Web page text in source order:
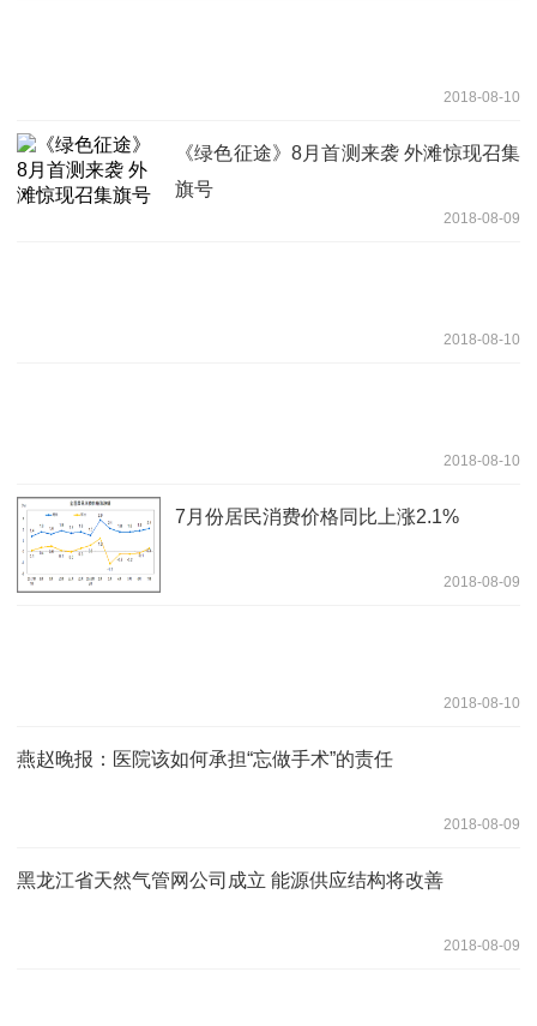
2018-08-10
《绿色征途》8月首测来袭 外滩惊现召集
旗号
2018-08-09
2018-08-10
2018-08-10
7月份居民消费价格同比上涨2.1%
2018-08-09
2018-08-10
燕赵晚报：医院该如何承担“忘做手术”的责任
2018-08-09
黑龙江省天然气管网公司成立 能源供应结构将改善
2018-08-09